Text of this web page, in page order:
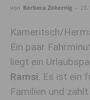
von Barbara Zobernig - 29.
Kameritsch/
Ein paar
liegt ein
Ramsi. Es ist ein
Familien und